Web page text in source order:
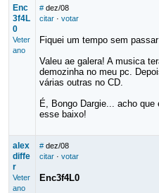
Enc
3f4L
0
Veter
ano
# dez/08
citar· votar
Fiquei um tempo sem
Valeu ae galera! A musica
demozinha no meu pc.
várias outras no CD.
É, Bongo Dargie... acho
esse baixo!
alex
diffe
r
Veter
ano
# dez/08
citar· votar
Enc3f4L0